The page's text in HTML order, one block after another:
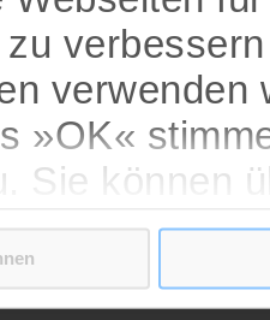
»OK«
Sie können
Cookies